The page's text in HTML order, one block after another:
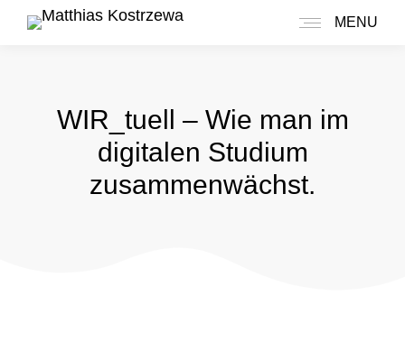
MENU
WIR_tuell – Wie man im
digitalen Studium
zusammenwächst.